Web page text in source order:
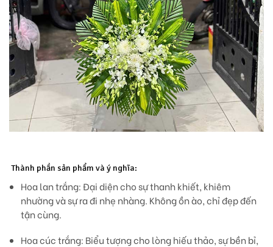
Thành phần sản phẩm và ý nghĩa:
Hoa lan trắng:Đại diện cho sự thanh khiết, khiêm
nhường và sự ra đi nhẹ nhàng. Không ồn ào, chỉ đẹp đến
tận cùng.
Hoa cúc trắng: Biểu tượng cho lòng hiếu thảo, sự bền bỉ,